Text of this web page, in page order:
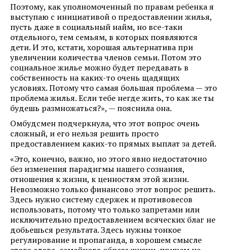
Поэтому, как уполномоченный по правам ребенка я
выступаю с инициативой о предоставлении жилья,
пусть даже в социальный найм, но все-таки
отдельного, тем семьям, в которых появляются
дети. И это, кстати, хорошая альтернатива при
увеличении количества членов семьи. Потом это
социальное жилье можно будет передавать в
собственность на каких-то очень щадящих
условиях. Потому что самая большая проблема — это
проблема жилья. Если тебе негде жить, то как же ты
будешь размножаться?», — пояснила она.
Омбудсмен подчеркнула, что этот вопрос очень
сложный, и его нельзя решить просто
предоставлением каких-то прямых выплат за детей.
«Это, конечно, важно, но этого явно недостаточно
без изменения парадигмы нашего сознания,
отношения к жизни, к ценностям этой жизни.
Невозможно только финансово этот вопрос решить.
Здесь нужно систему сдержек и противовесов
использовать, потому что только запретами или
исключительно предоставлением всяческих благ не
добьешься результата. Здесь нужны тонкое
регулирование и пропаганда, в хорошем смысле